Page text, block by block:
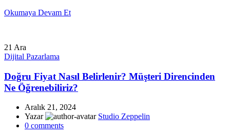
Okumaya Devam Et
21 Ara
Dijital Pazarlama
Doğru Fiyat Nasıl Belirlenir? Müşteri Direncinden
Ne Öğrenebiliriz?
Aralık 21, 2024
Yazar
Studio Zeppelin
0 comments